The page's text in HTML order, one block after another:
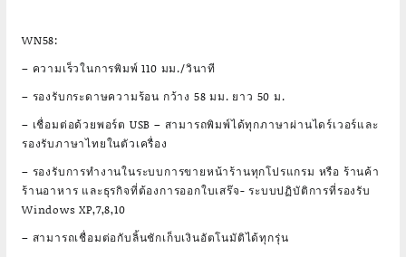
WN58:
– ความเร็วในการพิมพ์ 110 มม./วินาที
– รองรับกระดาษความร้อน กว้าง 58 มม. ยาว 50 ม.
– เชื่อมต่อด้วยพอร์ต USB – สามารถพิมพ์ได้ทุกภาษาผ่านไดร์เวอร์และ
รองรับภาษาไทยในตัวเครื่อง
– รองรับการทำงานในระบบการขายหน้าร้านทุกโปรแกรม หรือ ร้านค้า
ร้านอาหาร และธุรกิจที่ต้องการออกใบเสร๊จ- ระบบปฏิบัติการที่รองรับ
Windows XP,7,8,10
– สามารถเชื่อมต่อกับลิ้นชักเก็บเงินอัตโนมัติได้ทุกรุ่น